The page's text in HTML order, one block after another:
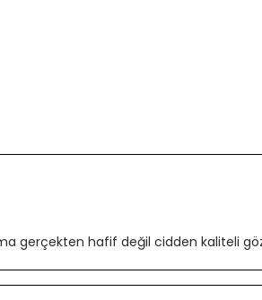
gerçekten hafif değil cidden kaliteli